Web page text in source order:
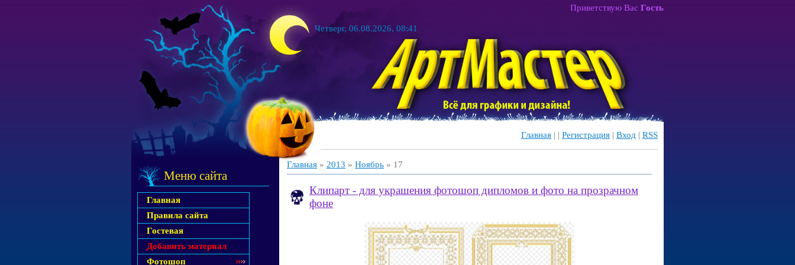
Четверг, 06.08.2026, 08:41
Приветствую Вас Гость
Главная | | Регистрация | Вход | RSS
Меню сайта
Главная
Правила сайта
Гостевая
Добавить материал
Фотошоп
Главная » 2013 » Ноябрь » 17
Клипарт - для украшения фотошоп дипломов и фото на прозрачном
фоне